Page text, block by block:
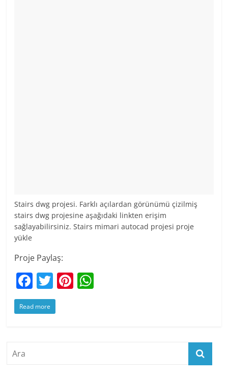
Stairs dwg projesi. Farklı açılardan görünümü çizilmiş
stairs dwg projesine aşağıdaki linkten erişim
sağlayabilirsiniz. Stairs mimari autocad projesi proje
yükle
Proje Paylaş:
F
a
c
T
w
itt
Pi
Read more